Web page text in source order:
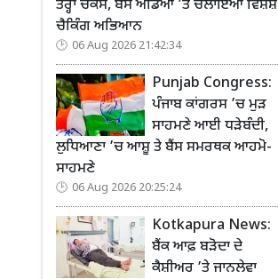
ਤਰ੍ਹਾਂ ਚੌਕਸ, ਬੱਸ ਅੱਡਿਆਂ ’ਤੇ ਚਲਾਇਆ ਵਿਸ਼ੇਸ਼
ਚੈਕਿੰਗ ਅਭਿਆਨ
06 Aug 2026 21:42:34
Punjab Congress:
ਪੰਜਾਬ ਕਾਂਗਰਸ ’ਚ ਮੁੜ
ਸਾਹਮਣੇ ਆਈ ਧੜੇਬੰਦੀ,
ਲੁਧਿਆਣਾ ’ਚ ਆਸ਼ੂ ਤੇ ਬੈਂਸ ਸਮਰਥਕ ਆਹਮੋ-
ਸਾਹਮਣੇ
06 Aug 2026 20:25:24
Kotkapura News:
ਬੈਂਕ ਆਫ਼ ਬੜੋਦਾ ਦੇ
ਕੈਸ਼ੀਅਰ ’ਤੇ ਜਾਨਲੇਵਾ